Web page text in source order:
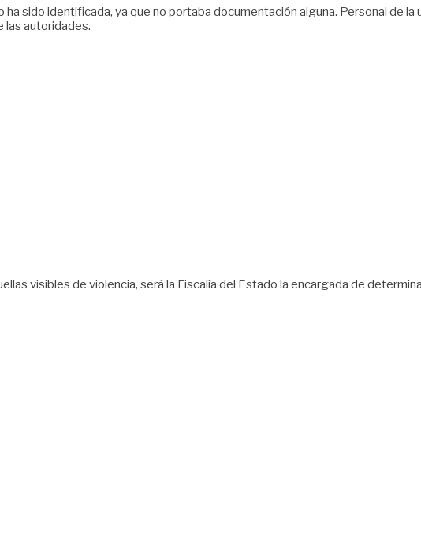
sido identificada, ya que no portaba documentación alguna. Personal de
las autoridades.
visibles de violencia, será la Fiscalía del Estado la encargada de